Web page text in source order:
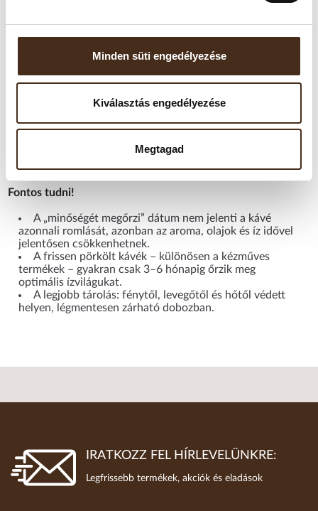
Minden süti engedélyezése
Kiválasztás engedélyezése
Megtagad
zárható tárolóban ajánlott tartani.
Felbontás után javasolt 2–4 héten belül elfogyasztani, mivel
ajánlott, mivel a nedvesség károsíthatja az aromákat. Kérjük,
ne tárolja hűtőszekrényben sem.
Fontos tudni!
A „minőségét megőrzi” dátum nem jelenti a kávé
azonnali romlását, azonban az aroma, olajok és íz idővel
jelentősen csökkenhetnek.
A frissen pörkölt kávék – különösen a kézműves
termékek – gyakran csak 3–6 hónapig őrzik meg
optimális ízvilágukat.
A legjobb tárolás: fénytől, levegőtől és hőtől védett
helyen, légmentesen zárható dobozban.
IRATKOZZ FEL HÍRLEVELÜNKRE:
Legfrissebb termékek, akciók és eladások